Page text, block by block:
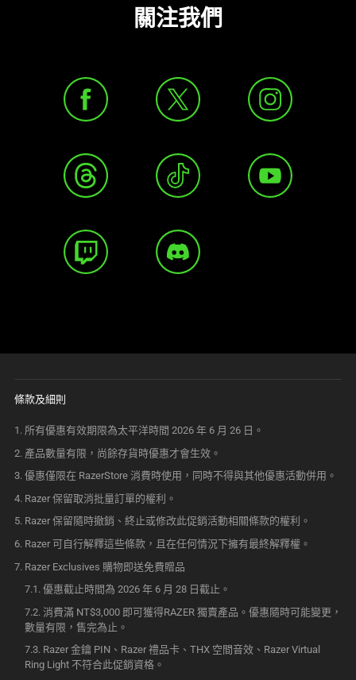
關注我們
條款及細則
所有優惠有效期限為太平洋時間 2026 年 6 月 26 日。
產品數量有限，尚餘存貨時優惠才會生效 。
優惠僅限在 RazerStore 消費時使用，同時不得與其他優惠活動併用 。
Razer 保留取消批量訂單的權利 。
Razer 保留隨時撤銷、終止或修改此促銷活動相關條款的權利 。
Razer 可自行解釋這些條款，且在任何情況下擁有最終解釋權 。
Razer Exclusives 購物即送免費贈品
優惠截止時間為 2026 年 6 月 28 日 截止 。
消費滿 NT$3,000 即可獲得RAZER 獨賣產品。優惠隨時可能變更，
數量有限，售完為止 。
Razer 金鑰 PIN、Razer 禮品卡、THX 空間音效、Razer Virtual
Ring Light 不符合此促銷資格 。